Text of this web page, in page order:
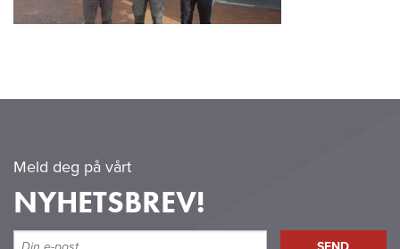
Meld deg på vårt
NYHETSBREV!